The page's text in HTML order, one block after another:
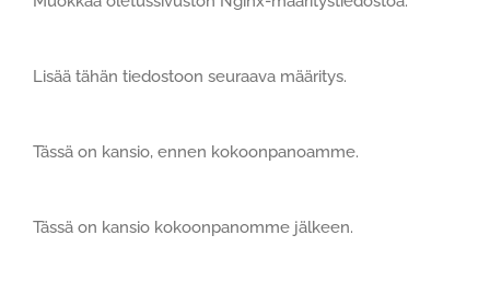
Lisää tähän tiedostoon seuraava määritys.
Tässä on kansio, ennen kokoonpanoamme.
Tässä on kansio kokoonpanomme jälkeen.